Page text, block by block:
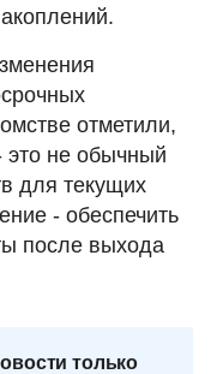
отметили,
это не обычный
для текущих
- обеспечить
после выхода
только